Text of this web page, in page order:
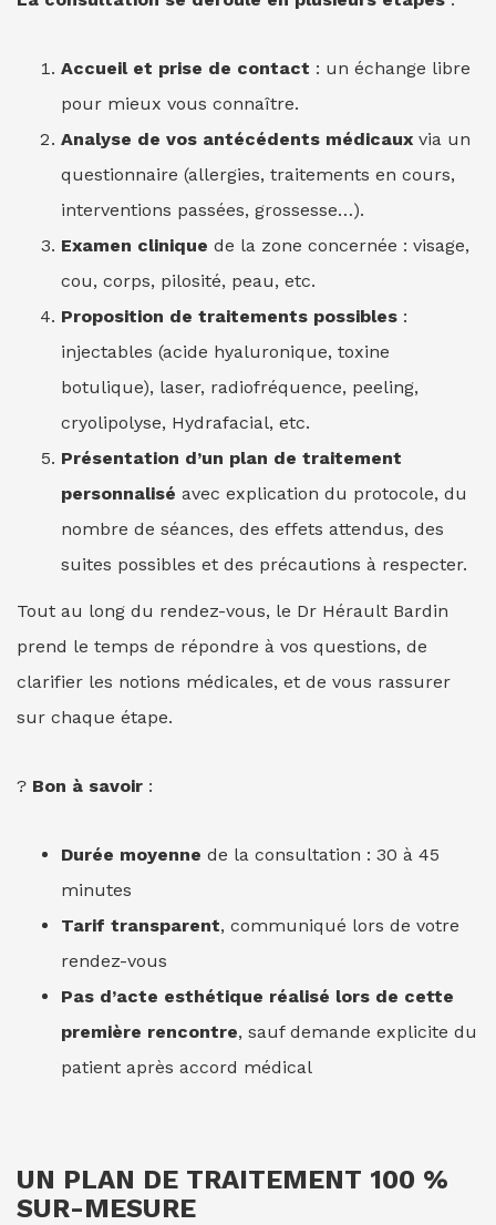
Accueil et prise de contact : un échange libre
pour mieux vous connaître.
Analyse de vos antécédents médicaux via un
questionnaire (allergies, traitements en cours,
interventions passées, grossesse…).
Examen clinique de la zone concernée : visage,
cou, corps, pilosité, peau, etc.
Proposition de traitements possibles :
injectables (acide hyaluronique, toxine
botulique), laser, radiofréquence, peeling,
cryolipolyse, Hydrafacial, etc.
Présentation d’un plan de traitement
personnalisé avec explication du protocole, du
nombre de séances, des effets attendus, des
suites possibles et des précautions à respecter.
Tout au long du rendez-vous, le Dr Hérault Bardin
prend le temps de répondre à vos questions, de
clarifier les notions médicales, et de vous rassurer
sur chaque étape.
? Bon à savoir :
Durée moyenne de la consultation : 30 à 45
minutes
Tarif transparent, communiqué lors de votre
rendez-vous
Pas d’acte esthétique réalisé lors de cette
première rencontre, sauf demande explicite du
patient après accord médical
UN PLAN DE TRAITEMENT 100 %
SUR-MESURE